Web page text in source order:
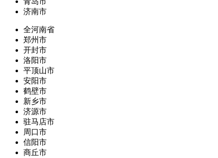
济南市
全河南省
郑州市
开封市
洛阳市
平顶山市
安阳市
鹤壁市
新乡市
济源市
驻马店市
周口市
信阳市
商丘市